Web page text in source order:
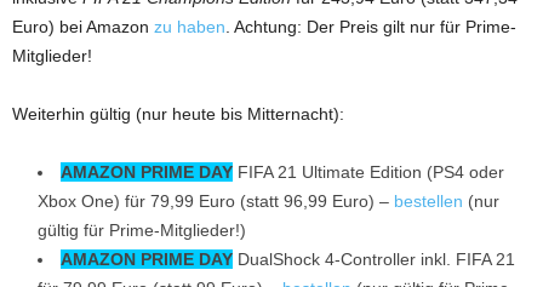
Euro) bei Amazon zu haben. Achtung: Der Preis gilt nur für Prime-
Mitglieder!
Weiterhin gültig (nur heute bis Mitternacht):
AMAZON PRIME DAY FIFA 21 Ultimate Edition (PS4 oder
Xbox One) für 79,99 Euro (statt 96,99 Euro) – bestellen (nur
gültig für Prime-Mitglieder!)
AMAZON PRIME DAY DualShock 4-Controller inkl. FIFA 21